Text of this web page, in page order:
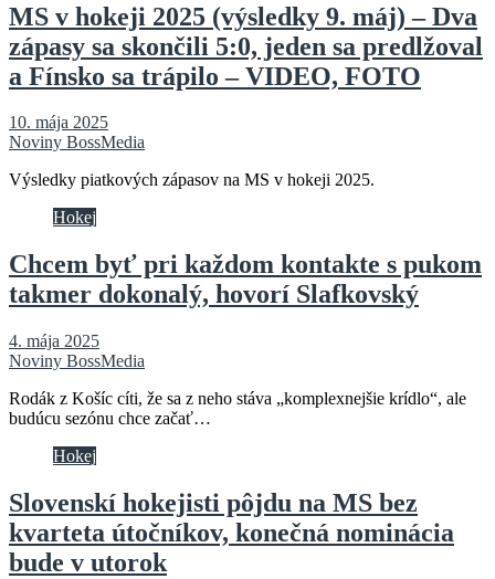
MS v hokeji 2025 (výsledky 9. máj) – Dva
zápasy sa skončili 5:0, jeden sa predlžoval
a Fínsko sa trápilo – VIDEO, FOTO
10. mája 2025
Noviny BossMedia
Výsledky piatkových zápasov na MS v hokeji 2025.
Hokej
Chcem byť pri každom kontakte s pukom
takmer dokonalý, hovorí Slafkovský
4. mája 2025
Noviny BossMedia
Rodák z Košíc cíti, že sa z neho stáva „komplexnejšie krídlo“, ale
budúcu sezónu chce začať…
Hokej
Slovenskí hokejisti pôjdu na MS bez
kvarteta útočníkov, konečná nominácia
bude v utorok